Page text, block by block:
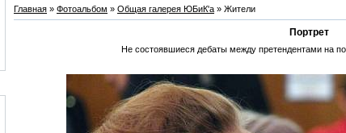
Главная » Фотоальбом » Общая галерея ЮБиК'a » Жители
Портрет
Не состоявшиеся дебаты между претендентами на